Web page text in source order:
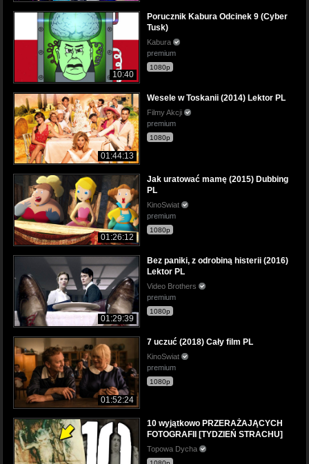
10:40
Porucznik Kabura Odcinek 9 (Cyber
Tusk)
Kabura
premium
1080p
01:44:13
Wesele w Toskanii (2014) Lektor PL
Filmy Akcji
premium
1080p
01:26:12
Jak uratować mamę (2015) Dubbing
PL
KinoSwiat
premium
1080p
01:29:39
Bez paniki, z odrobiną histerii (2016)
Lektor PL
Video Brothers
premium
1080p
01:52:24
7 uczuć (2018) Cały film PL
KinoSwiat
premium
1080p
10 wyjątkowo PRZERAŻAJĄCYCH
FOTOGRAFII [TYDZIEŃ STRACHU]
Topowa Dycha